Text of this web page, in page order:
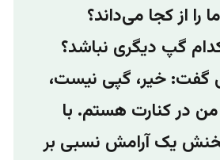
از کجا می‌داند؟
گپ دیگری نباشد؟
گفت: خیر، گپی نیست،
در کنارت هستم. با
یک آرامش نسبی بر